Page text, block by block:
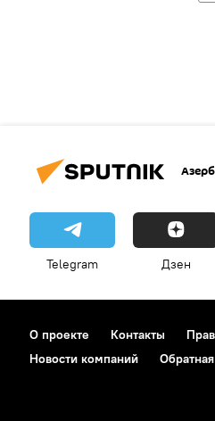
Telegram Дзен
О проекте Контакты
Новости компаний